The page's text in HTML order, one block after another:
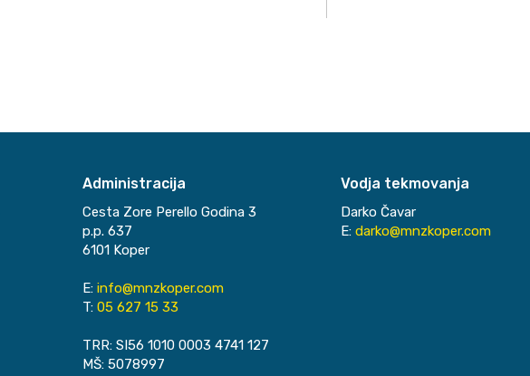
Administracija
Cesta Zore Perello Godina 3
p.p. 637
6101 Koper
E: info@mnzkoper.com
T: 05 627 15 33
TRR: SI56 1010 0003 4741 127
MŠ: 5078997
Vodja tekmovanja
Darko Čavar
E: darko@mnzkoper.com